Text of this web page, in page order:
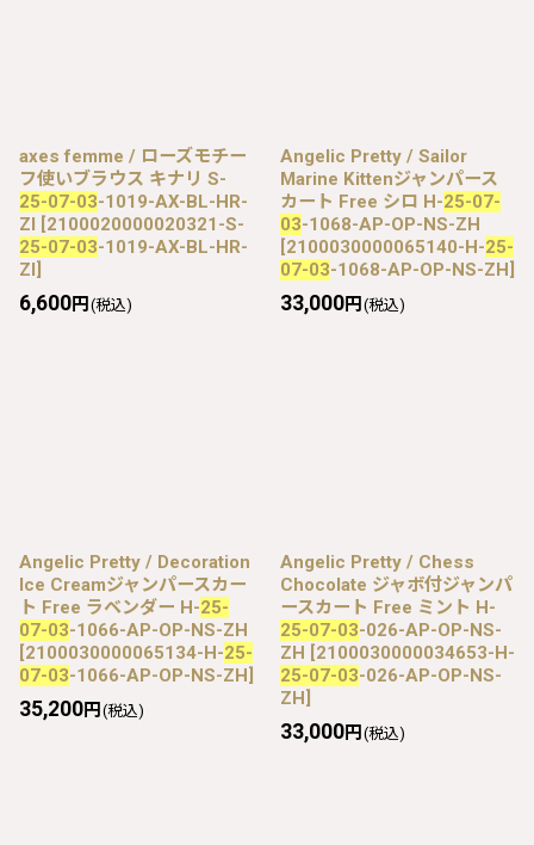
axes femme / ローズモチー
フ使いブラウス キナリ S-
25-07-03-1019-AX-BL-HR-
ZI [2100020000020321-S-
25-07-03-1019-AX-BL-HR-
ZI]
6,600円 (税込)
Angelic Pretty / Sailor
Marine Kittenジャンパース
カート Free シロ H-25-07-
03-1068-AP-OP-NS-ZH
[2100030000065140-H-25-
07-03-1068-AP-OP-NS-ZH]
33,000円 (税込)
Angelic Pretty / Decoration
Ice Creamジャンパースカー
ト Free ラベンダー H-25-
07-03-1066-AP-OP-NS-ZH
[2100030000065134-H-25-
07-03-1066-AP-OP-NS-ZH]
35,200円 (税込)
Angelic Pretty / Chess
Chocolate ジャボ付ジャンパ
ースカート Free ミント H-
25-07-03-026-AP-OP-NS-
ZH [2100030000034653-H-
25-07-03-026-AP-OP-NS-
ZH]
33,000円 (税込)